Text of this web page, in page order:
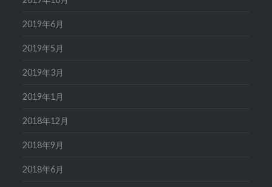
2019年6月
2019年5月
2019年3月
2019年1月
2018年12月
2018年9月
2018年6月